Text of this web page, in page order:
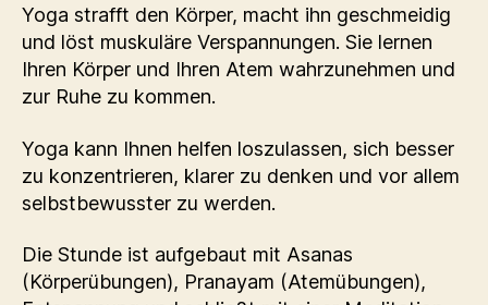
Yoga strafft den Körper, macht ihn geschmeidig
und löst muskuläre Verspannungen. Sie lernen
Ihren Körper und Ihren Atem wahrzunehmen und
zur Ruhe zu kommen.
Yoga kann Ihnen helfen loszulassen, sich besser
zu konzentrieren, klarer zu denken und vor allem
selbstbewusster zu werden.
Die Stunde ist aufgebaut mit Asanas
(Körperübungen), Pranayam (Atemübungen),